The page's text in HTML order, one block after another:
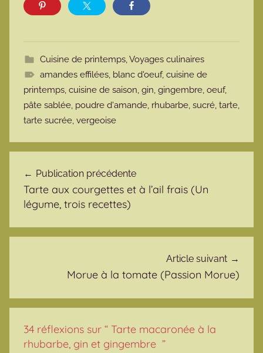
Cuisine de printemps,Voyages culinaires
amandes effilées, blanc d'oeuf, cuisine de
printemps, cuisine de saison, gin, gingembre, oeuf,
pâte sablée, poudre d'amande, rhubarbe, sucré, tarte,
tarte sucrée, vergeoise
Publication précédente
Tarte aux courgettes et à l’ail frais (Un
légume, trois recettes)
Article suivant
Morue à la tomate (Passion Morue)
34 réflexions sur “ Tarte macaronée à la
rhubarbe, gin et gingembre ”